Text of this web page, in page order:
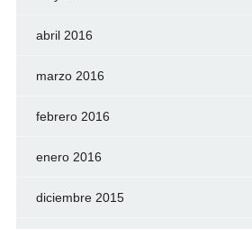
abril 2016
marzo 2016
febrero 2016
enero 2016
diciembre 2015